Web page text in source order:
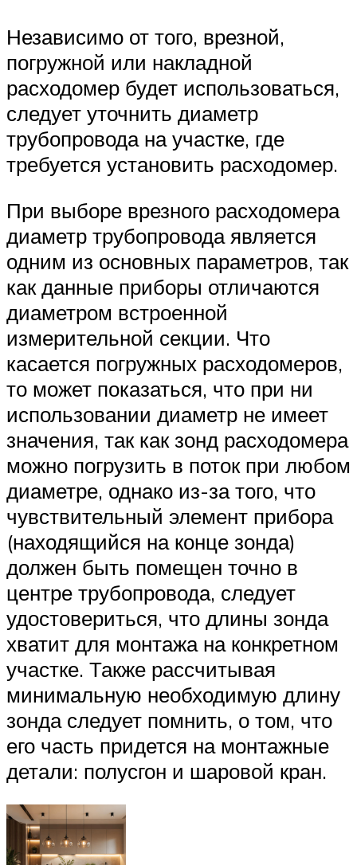
Независимо от того, врезной,
погружной или накладной
расходомер будет использоваться,
следует уточнить диаметр
трубопровода на участке, где
требуется установить расходомер.
При выборе врезного расходомера
диаметр трубопровода является
одним из основных параметров, так
как данные приборы отличаются
диаметром встроенной
измерительной секции. Что
касается погружных расходомеров,
то может показаться, что при ни
использовании диаметр не имеет
значения, так как зонд расходомера
можно погрузить в поток при любом
диаметре, однако из-за того, что
чувствительный элемент прибора
(находящийся на конце зонда)
должен быть помещен точно в
центре трубопровода, следует
удостовериться, что длины зонда
хватит для монтажа на конкретном
участке. Также рассчитывая
минимальную необходимую длину
зонда следует помнить, о том, что
его часть придется на монтажные
детали: полусгон и шаровой кран.